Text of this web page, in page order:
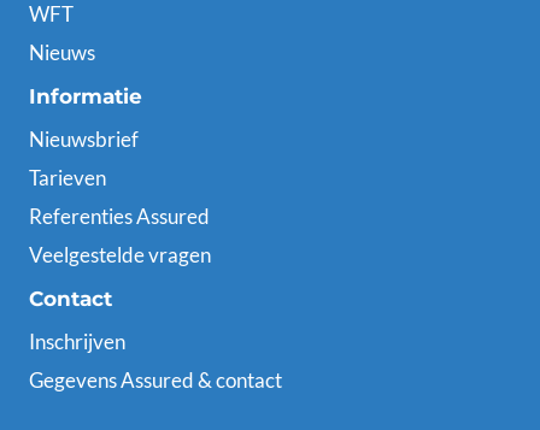
WFT
Nieuws
Informatie
Nieuwsbrief
Tarieven
Referenties Assured
Veelgestelde vragen
Contact
Inschrijven
Gegevens Assured & contact